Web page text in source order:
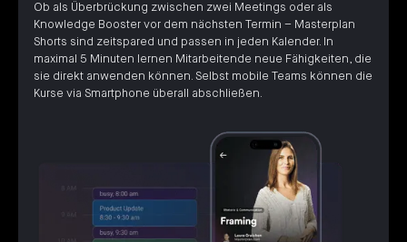
Ob als Überbrückung zwischen zwei Meetings oder als
Knowledge Booster vor dem nächsten Termin – Masterplan
Shorts sind zeitspared und passen in jeden Kalender. In
maximal 5 Minuten lernen Mitarbeitende neue Fähigkeiten, die
sie direkt anwenden können. Selbst mobile Teams können die
Kurse via Smartphone überall abschließen.